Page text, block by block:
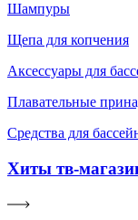
Шампуры
Щепа для копчения
Аксессуары для
Плавательные
Средства для
Хиты тв-